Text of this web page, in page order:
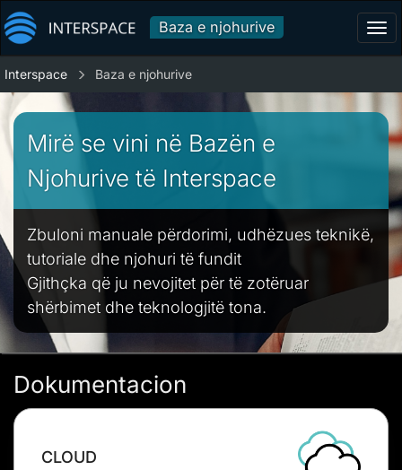
Baza e njohurive
Interspace Baza e njohurive
Mirë se vini në Bazën e
Njohurive të Interspace
Zbuloni manuale përdorimi, udhëzues teknikë,
tutoriale dhe njohuri të fundit
Gjithçka që ju nevojitet për të zotëruar
shërbimet dhe teknologjitë tona.
Dokumentacion
CLOUD